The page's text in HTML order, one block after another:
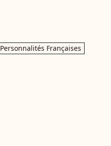
Personnalités Françaises